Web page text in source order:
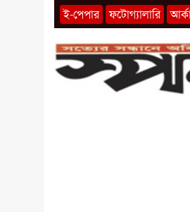
ই-পেপার ফটোগ্যালারি